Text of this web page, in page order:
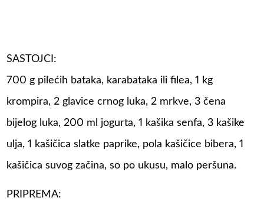
SASTOJCI:
700 g pilećih bataka, karabataka ili filea, 1 kg
krompira, 2 glavice crnog luka, 2 mrkve, 3 čena
bijelog luka, 200 ml jogurta, 1 kašika senfa, 3 kašike
ulja, 1 kašičica slatke paprike, pola kašičice bibera, 1
kašičica suvog začina, so po ukusu, malo peršuna.
PRIPREMA: